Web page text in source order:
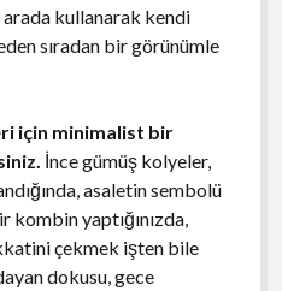
kullanarak kendi
sıradan bir görünümle
için minimalist bir
İnce gümüş kolyeler,
asaletin sembolü
kombin yaptığınızda,
çekmek işten bile
dokusu, gece